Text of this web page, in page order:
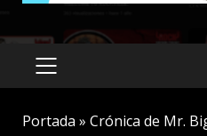
PRIMARY
MENU
Portada » Crónica de Mr.